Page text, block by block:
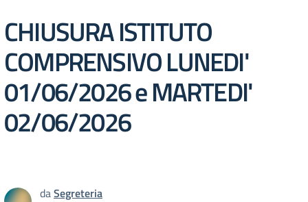
CHIUSURA ISTITUTO
COMPRENSIVO LUNEDI'
01/06/2026 e MARTEDI'
02/06/2026
daSegreteria